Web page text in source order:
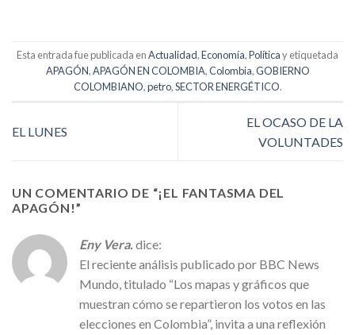
Esta entrada fue publicada enActualidad,Economía,Políticay etiquetada
APAGÓN,APAGÓN EN COLOMBIA,Colombia,GOBIERNO
COLOMBIANO,petro,SECTOR ENERGÉTICO.
EL LUNES
EL OCASO DE LA
VOLUNTADES
UN COMENTARIO DE “¡EL FANTASMA DEL
APAGÓN!”
Eny Vera.dice:
El reciente análisis publicado por BBC News
Mundo, titulado “Los mapas y gráficos que
muestran cómo se repartieron los votos en las
elecciones en Colombia”, invita a una reflexión